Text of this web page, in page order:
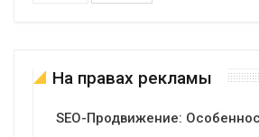
На правах рекламы
SEO-Продвижение: